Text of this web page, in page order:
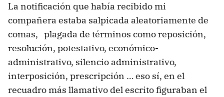
La notificación que había recibido mi
compañera estaba salpicada aleatoriamente de
comas, plagada de términos como reposición,
resolución, potestativo, económico-
administrativo, silencio administrativo,
interposición, prescripción … eso sí, en el
recuadro más llamativo del escrito figuraban el